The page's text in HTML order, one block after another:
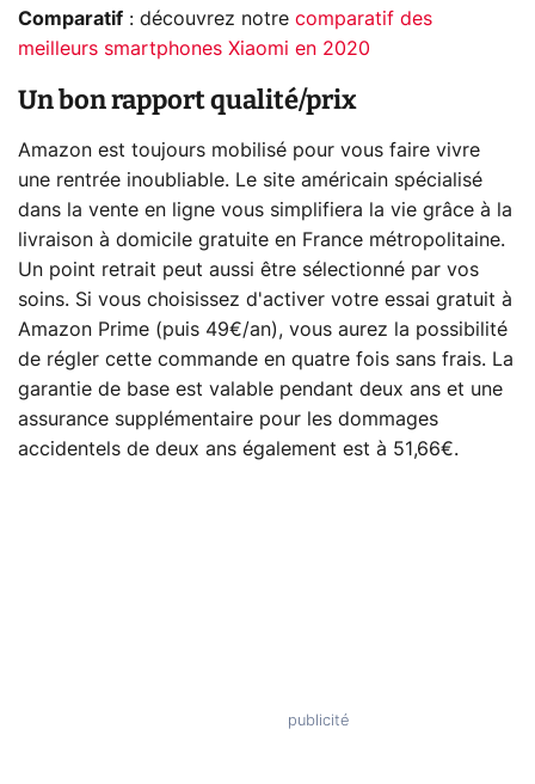
Comparatif : découvrez notre comparatif des
meilleurs smartphones Xiaomi en 2020
Un bon rapport qualité/prix
Amazon est toujours mobilisé pour vous faire vivre
une rentrée inoubliable. Le site américain spécialisé
dans la vente en ligne vous simplifiera la vie grâce à la
livraison à domicile gratuite en France métropolitaine.
Un point retrait peut aussi être sélectionné par vos
soins. Si vous choisissez d'activer votre essai gratuit à
Amazon Prime (puis 49€/an), vous aurez la possibilité
de régler cette commande en quatre fois sans frais. La
garantie de base est valable pendant deux ans et une
assurance supplémentaire pour les dommages
accidentels de deux ans également est à 51,66€.